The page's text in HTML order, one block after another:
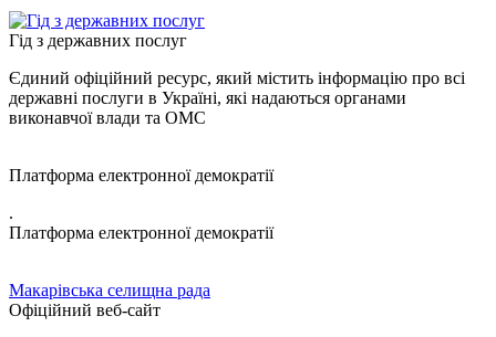
Гід з державних послуг
Єдиний офіційний ресурс, який містить інформацію про всі
державні послуги в Україні, які надаються органами
виконавчої влади та ОМС
Платформа електронної демократії
.
Платформа електронної демократії
Макарівська селищна рада
Офіційний веб-сайт